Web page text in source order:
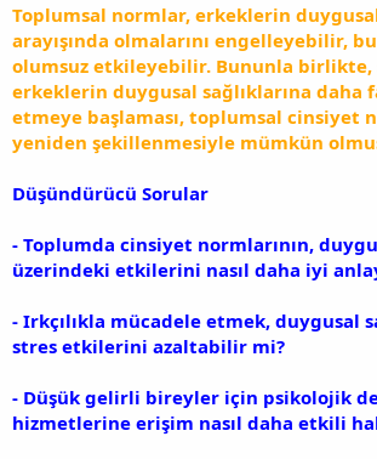
Toplumsal normlar, erkeklerin
arayışında olmalarını engelleyebilir, bu
olumsuz etkileyebilir. Bununla birlikte,
erkeklerin duygusal sağlıklarına daha
etmeye başlaması, toplumsal cinsiyet
yeniden şekillenmesiyle mümkün
Düşündürücü Sorular
- Toplumda cinsiyet normlarının,
üzerindeki etkilerini nasıl daha iyi
- Irkçılıkla mücadele etmek, duygusal
stres etkilerini azaltabilir mi?
- Düşük gelirli bireyler için psikolojik
hizmetlerine erişim nasıl daha etkili